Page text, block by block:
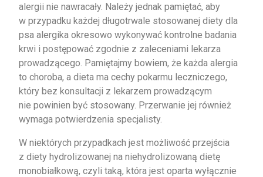
alergii nie nawracały. Należy jednak pamiętać, aby
w przypadku każdej długotrwale stosowanej diety dla
psa alergika okresowo wykonywać kontrolne badania
krwi i postępować zgodnie z zaleceniami lekarza
prowadzącego. Pamiętajmy bowiem, że każda alergia
to choroba, a dieta ma cechy pokarmu leczniczego,
który bez konsultacji z lekarzem prowadzącym
nie powinien być stosowany. Przerwanie jej również
wymaga potwierdzenia specjalisty.
W niektórych przypadkach jest możliwość przejścia
z diety hydrolizowanej na niehydrolizowaną dietę
monobiałkową, czyli taką, która jest oparta wyłącznie